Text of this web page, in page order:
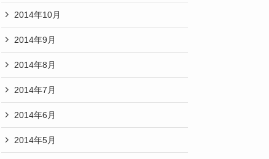
2014年10月
2014年9月
2014年8月
2014年7月
2014年6月
2014年5月